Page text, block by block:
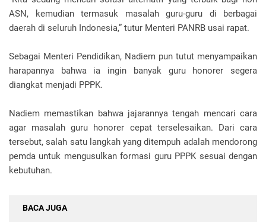
ASN, kemudian termasuk masalah guru-guru di berbagai
daerah di seluruh Indonesia,” tutur Menteri PANRB usai rapat.
Sebagai Menteri Pendidikan, Nadiem pun tutut menyampaikan
harapannya bahwa ia ingin banyak guru honorer segera
diangkat menjadi PPPK.
Nadiem memastikan bahwa jajarannya tengah mencari cara
agar masalah guru honorer cepat terselesaikan. Dari cara
tersebut, salah satu langkah yang ditempuh adalah mendorong
pemda untuk mengusulkan formasi guru PPPK sesuai dengan
kebutuhan.
BACA JUGA